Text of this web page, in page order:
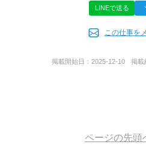
シーポリシーページへリンク）」に
【いきなり応募は不安な方】
まずはお問い合わせだけでもOKで
LINEで送る
この仕事を
掲載開始日： 2025-12-10 掲載
ページの先頭